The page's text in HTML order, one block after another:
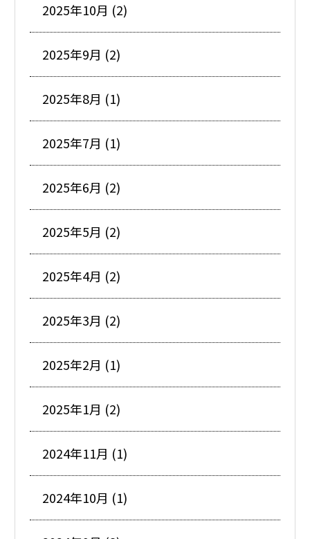
2025年10月 (2)
2025年9月 (2)
2025年8月 (1)
2025年7月 (1)
2025年6月 (2)
2025年5月 (2)
2025年4月 (2)
2025年3月 (2)
2025年2月 (1)
2025年1月 (2)
2024年11月 (1)
2024年10月 (1)